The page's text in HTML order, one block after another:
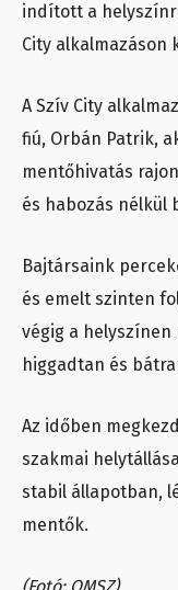
indított a
City alkalmazáson
A Szív City
fiú, Orbán Patrik,
mentőhivatás
és habozás nélkül
Bajtársaink
és emelt szinten
végig a
higgadtan és
Az időben
szakmai
stabil állapotban,
mentők.